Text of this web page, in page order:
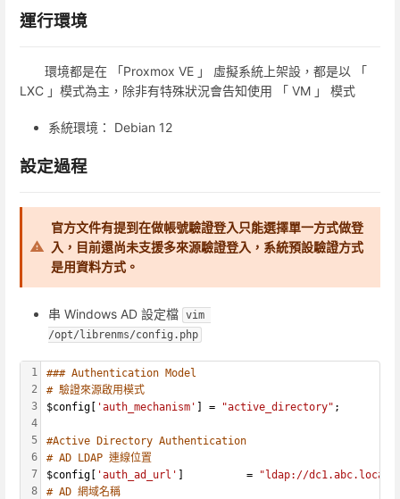
運行環境
環境都是在 「Proxmox VE 」 虛擬系統上架設，都是以 「
LXC 」模式為主，除非有特殊狀況會告知使用 「 VM 」 模式
系統環境： Debian 12
設定過程
官方文件有提到在做帳號驗證登入只能選擇單一方式做登
入，目前還尚未支援多來源驗證登入，系統預設驗證方式
是用資料方式。
串 Windows AD 設定檔 vim
/opt/librenms/config.php
1
2
3
4
5
6
7
8
### Authentication Model
# 驗證來源啟用模式
$config[
'auth_mechanism' ] = "active_directory" ;
#Active Directory Authentication
# AD LDAP 連線位置
$config[
'auth_ad_url' ]          = "ldap://dc1.abc.local"
# AD 網域名稱